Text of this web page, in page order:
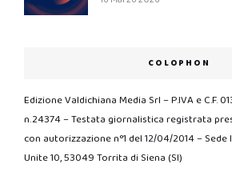
COLOPHON
Edizione Valdichiana Media Srl – P.IVA e C.F.
n.24374 – Testata giornalistica registrata
con autorizzazione n°1 del 12/04/2014 –
Unite 10, 53049 Torrita di Siena (SI)